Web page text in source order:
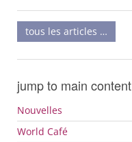
tous les articles …
jump to main content
Nouvelles
World Café